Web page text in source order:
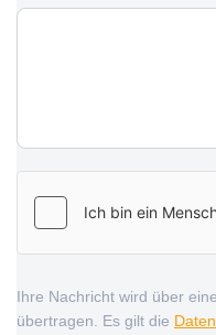
Ihre Nachricht wird über
übertragen. Es gilt die